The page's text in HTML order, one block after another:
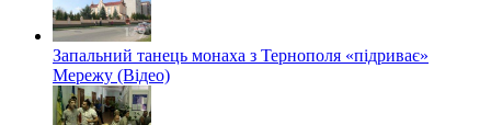
Запальний танець монаха з Тернополя «підриває»
Мережу (Відео)